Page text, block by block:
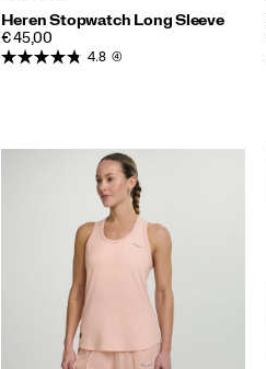
Heren Stopwatch Long Sleeve
PRICE
€ 45,00
4.8 (4)